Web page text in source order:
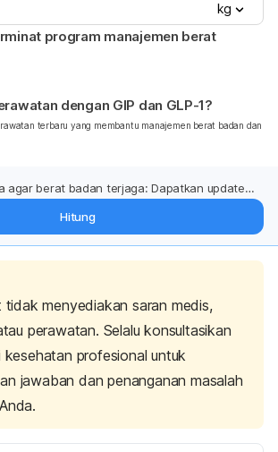
kg
program manajemen berat
dengan GIP dan GLP-1?
terbaru yang membantu manajemen berat badan dan
agar berat badan terjaga: Dapatkan update
Hitung
tidak menyediakan saran medis,
perawatan. Selalu konsultasikan
kesehatan profesional untuk
jawaban dan penanganan masalah